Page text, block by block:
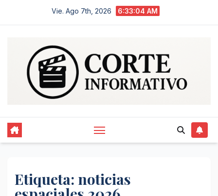
Vie. Ago 7th, 2026 6:33:05 AM
Etiqueta: noticias